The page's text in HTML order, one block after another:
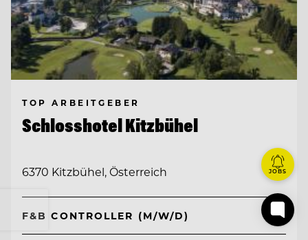
TOP ARBEITGEBER
Schlosshotel Kitzbühel
6370 Kitzbühel, Österreich
F&B CONTROLLER (M/W/D)
JOBS